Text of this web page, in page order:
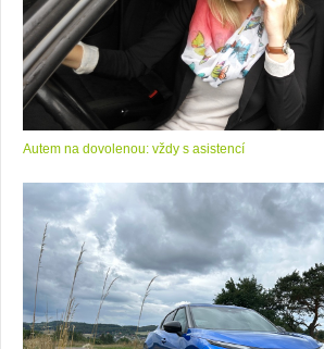
Autem na dovolenou: vždy s asistencí